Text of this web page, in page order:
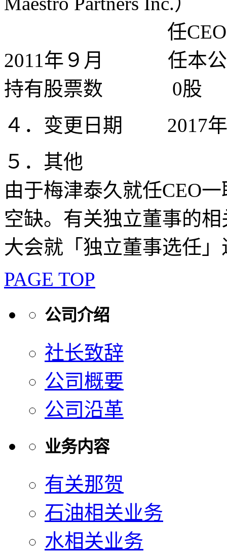
任CEO
2011年９月 任本公
持有股票数 0股
４．变更日期 2017年
５．其他
由于梅津泰久就任CEO
空缺。有关独立董事的
大会就「独立董事选任
PAGE TOP
公司介绍
社长致辞
公司概要
公司沿革
业务内容
有关那贺
石油相关业务
水相关业务